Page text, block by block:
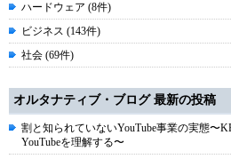
ハードウェア (8件)
ビジネス (143件)
社会 (69件)
オルタナティブ・ブログ 最新の投稿
割と知られていないYouTube事業の実態〜
YouTubeを理解する〜